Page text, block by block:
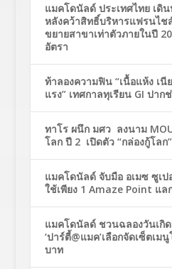
แมคโดนัลด์ ประเทศไทย เดิ
หลังคว้าสิทธิ์บริหารแฟรนไช
ขยายสาขาเท่าตัวภายในปี
อัตรา
ท้าลองความฟิน “เนื้อแห้ง เ
แรง” เทศกาลทุเรียน GI ปาก
ทาโร ผนึก มศว ลงนาม
โลก ปี 2 เปิดตัว “กล่องกู้โล
แมคโดนัลด์ จับมือ อเมซ ซูเ
ใช้เพียง 1 Amaze Point แ
แมคโดนัลด์ ชวนฉลองวันเกิ
‘ปาร์ตี้@แมค’เลือกจัดเซ็ตเม
บาท